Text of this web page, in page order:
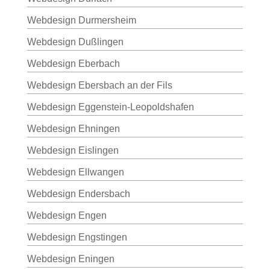
Webdesign Durmersheim
Webdesign Dußlingen
Webdesign Eberbach
Webdesign Ebersbach an der Fils
Webdesign Eggenstein-Leopoldshafen
Webdesign Ehningen
Webdesign Eislingen
Webdesign Ellwangen
Webdesign Endersbach
Webdesign Engen
Webdesign Engstingen
Webdesign Eningen